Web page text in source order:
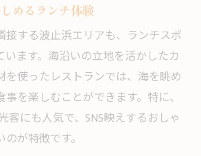
ムに堪能したい海鮮グルメ特集
で外せない名物料理の楽しみ方
ェを探すランチタイムの秘訣
でおしゃれランチを楽しむコツ
ェなど注目店のランチ体験談
味わう特別なランチ時間の提案
めるランチ体験
接する波止浜エリアも、ランチスポ
います。海沿いの立地を活かしたカ
を使ったレストランでは、海を眺め
を楽しむことができます。特に、
客にも人気で、SNS映えするおしゃ
が特徴です。